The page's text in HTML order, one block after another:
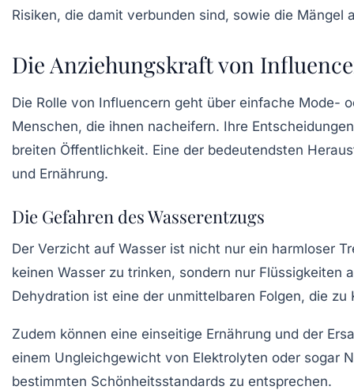
Risiken, die damit verbunden sind, sowie die
Die Anziehungskraft von
Die Rolle von Influencern geht über einfache Mode-
Menschen, die ihnen nacheifern. Ihre
breiten Öffentlichkeit. Eine der bedeutendsten
und Ernährung.
Die Gefahren des Wasserentzugs
Der Verzicht auf Wasser ist nicht nur ein harmloser
keinen Wasser zu trinken, sondern nur
Dehydration ist eine der unmittelbaren Folgen, die
Zudem können eine einseitige Ernährung und der
einem Ungleichgewicht von Elektrolyten oder sogar
bestimmten Schönheitsstandards zu entsprechen.